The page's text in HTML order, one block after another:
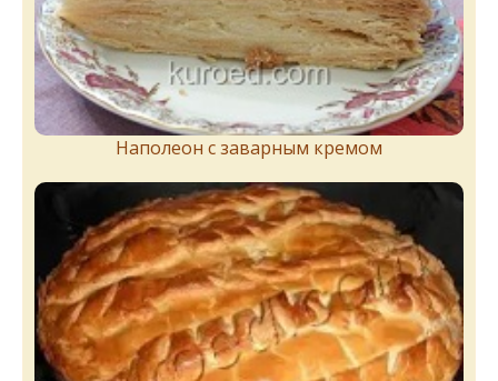
Наполеон с заварным кремом